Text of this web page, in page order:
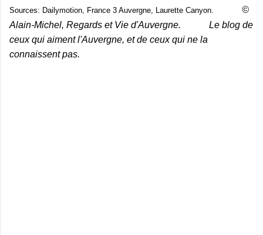
Sources: Dailymotion, France 3 Auvergne, Laurette Canyon.
©
Alain-Michel, Regards et Vie d'Auvergne.
Le blog de
ceux qui aiment l'Auvergne, et de ceux qui ne la
connaissent pas.